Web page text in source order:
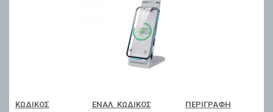
ΚΩΔΙΚΌΣ ΕΝΑΛ. ΚΩΔΙΚΌΣ ΠΕΡΙΓΡΑΦΉ